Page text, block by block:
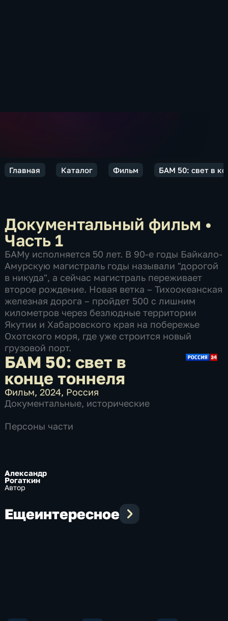
Главная Каталог Фильм БАМ 50: свет в
Документальный фильм •
Часть 1
БАМу исполняется 50 лет. В 90-е годы Байкало-
Амурскую магистраль годы называли "дорогой
в никуда", а сейчас магистраль переживает
второе рождение. Новая ветка – Тихоокеанская
железная дорога – пройдет 500 с лишним
километров через безлюдные территории
Якутии и Хабаровского края на побережье
Охотского моря, где уже строится новый
грузовой порт.
БАМ 50: свет в
конце тоннеля
Фильм,2024, Россия
Документальные, исторические
Персоны части
Александр
Рогаткин
Автор
Ещеинтересное